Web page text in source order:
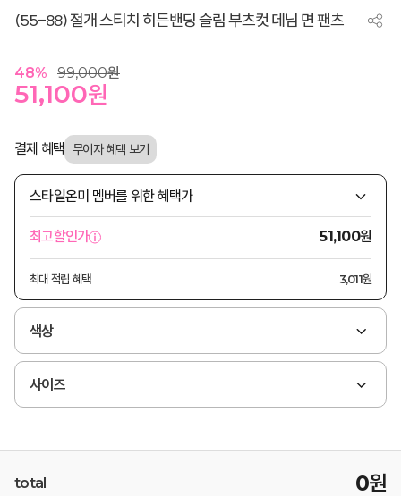
(55-88) 절개 스티치 히든밴딩 슬림 부츠컷 데님 면 팬츠
48% 99,000원
51,100원
결제 혜택
스타일온미 멤버를 위한 혜택가
최고할인가 51,100원
최대 적립 혜택 3,011원
색상
사이즈
total 0원